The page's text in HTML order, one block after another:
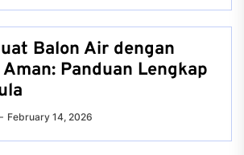
Balon Air dengan
Panduan Lengkap
February 14, 2026